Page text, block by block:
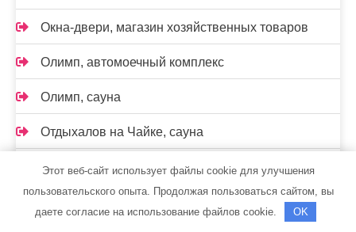
Окна-двери, магазин хозяйственных товаров
Олимп, автомоечный комплекс
Олимп, сауна
Отдыхалов на Чайке, сауна
Официальный дилер Mitsubishi
Этот веб-сайт использует файлы cookie для улучшения
пользовательского опыта. Продолжая пользоваться сайтом, вы
даете согласие на использование файлов cookie.
OK